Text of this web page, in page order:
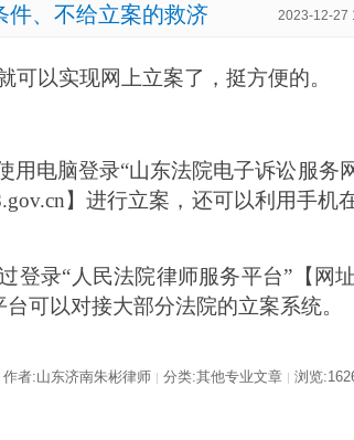
件、不给立案的救济 2023-12-27
可以实现网上立案了，挺方便的。
用电脑登录“山东法院电子诉讼服务
】进行立案，还可以利用手机
登录“人民法院律师服务平台”【网
可以对接大部分法院的立案系统。
作者:山东济南朱彬律师 | 分类:其他专业文章 | 浏览